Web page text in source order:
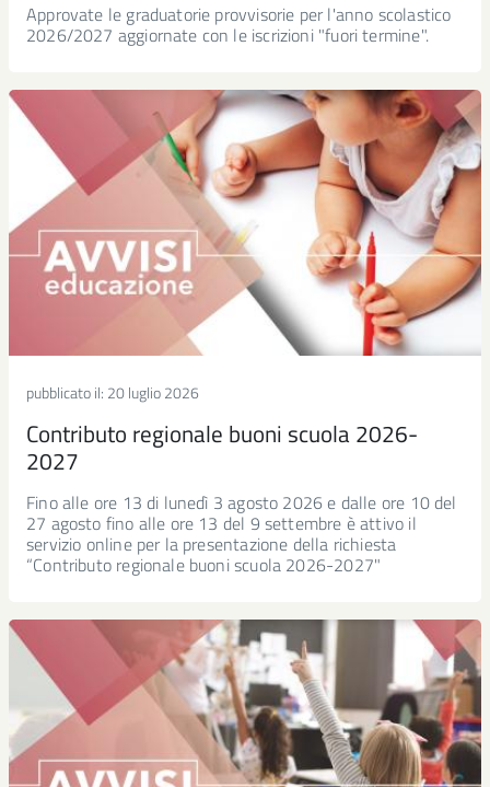
Approvate le graduatorie provvisorie per l'anno scolastico
2026/2027 aggiornate con le iscrizioni "fuori termine".
pubblicato il: 20 luglio 2026
Contributo regionale buoni scuola 2026-
2027
Fino alle ore 13 di lunedì 3 agosto 2026 e dalle ore 10 del
27 agosto fino alle ore 13 del 9 settembre è attivo il
servizio online per la presentazione della richiesta
“Contributo regionale buoni scuola 2026-2027"